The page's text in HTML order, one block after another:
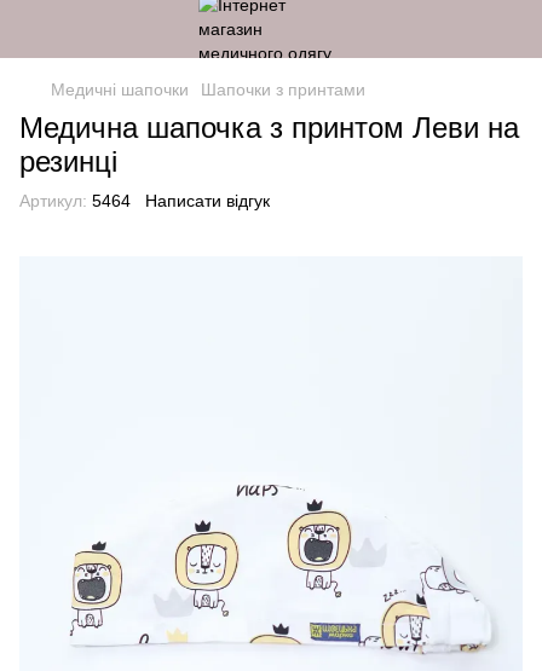
Медичні шапочки Шапочки з принтами
Медична шапочка з принтом Леви на
резинці
Артикул: 5464 Написати відгук